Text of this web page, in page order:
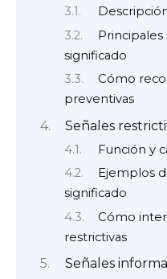
Principales
significado
Cómo
preventivas
Señales
Función y
Ejemplos
significado
Cómo
restrictivas
Señales